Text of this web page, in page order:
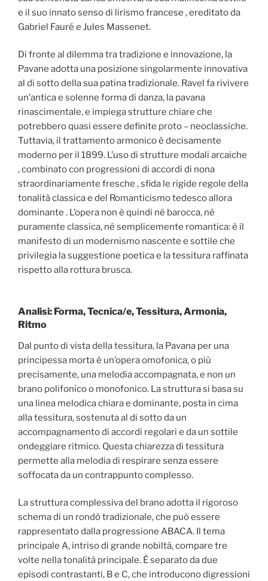
e il suo innato senso di lirismo francese , ereditato da
Gabriel Fauré e Jules Massenet.
Di fronte al dilemma tra tradizione e innovazione, la
Pavane adotta una posizione singolarmente innovativa
al di sotto della sua patina tradizionale. Ravel fa rivivere
un’antica e solenne forma di danza, la pavana
rinascimentale, e impiega strutture chiare che
potrebbero quasi essere definite proto – neoclassiche.
Tuttavia, il trattamento armonico è decisamente
moderno per il 1899. L’uso di strutture modali arcaiche
, combinato con progressioni di accordi di nona
straordinariamente fresche , sfida le rigide regole della
tonalità classica e del Romanticismo tedesco allora
dominante . L’opera non è quindi né barocca, né
puramente classica, né semplicemente romantica: è il
manifesto di un modernismo nascente e sottile che
privilegia la suggestione poetica e la tessitura raffinata
rispetto alla rottura brusca.
Analisi: Forma, Tecnica/e, Tessitura, Armonia,
Ritmo
Dal punto di vista della tessitura, la Pavana per una
principessa morta è un’opera omofonica, o più
precisamente, una melodia accompagnata, e non un
brano polifonico o monofonico. La struttura si basa su
una linea melodica chiara e dominante, posta in cima
alla tessitura, sostenuta al di sotto da un
accompagnamento di accordi regolari e da un sottile
ondeggiare ritmico. Questa chiarezza di tessitura
permette alla melodia di respirare senza essere
soffocata da un contrappunto complesso.
La struttura complessiva del brano adotta il rigoroso
schema di un rondò tradizionale, che può essere
rappresentato dalla progressione ABACA. Il tema
principale A, intriso di grande nobiltà, compare tre
volte nella tonalità principale. È separato da due
episodi contrastanti, B e C, che introducono digressioni